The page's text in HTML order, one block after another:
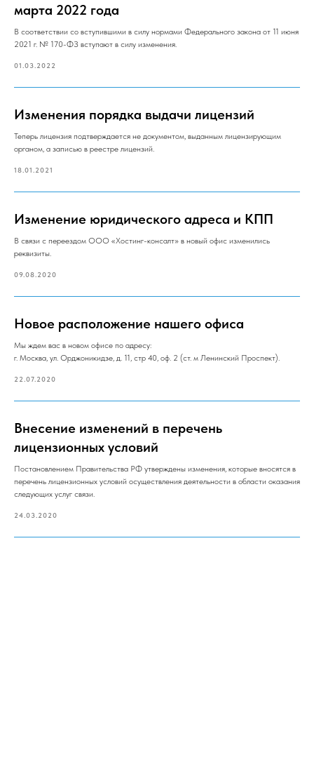
марта 2022 года
В соответствии со вступившими в силу нормами Федерального закона от 11 июня
2021 г. № 170-ФЗ вступают в силу изменения.
01.03.2022
Изменения порядка выдачи лицензий
Теперь лицензия подтверждается не документом, выданным лицензирующим
органом, а записью в реестре лицензий.
18.01.2021
Изменение юридического адреса и КПП
В связи с переездом ООО «Хостинг-консалт» в новый офис изменились
реквизиты.
09.08.2020
Новое расположение нашего офиса
Мы ждем вас в новом офисе по адресу:
г. Москва, ул. Орджоникидзе, д. 11, стр 40, оф. 2 (ст. м Ленинский Проспект).
22.07.2020
Внесение изменений в перечень
лицензионных условий
Постановлением Правительства РФ утверждены изменения, которые вносятся в
перечень лицензионных условий осуществления деятельности в области оказания
следующих услуг связи.
24.03.2020